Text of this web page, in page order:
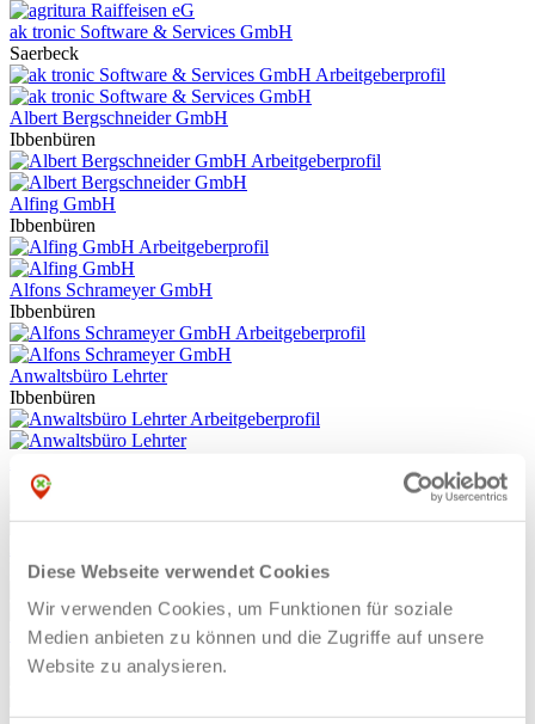
Diese Webseite verwendet Cookies
Wir verwenden Cookies, um Funktionen für soziale
Medien anbieten zu können und die Zugriffe auf unsere
Website zu analysieren.
ak tronic Software & Services GmbH
Saerbeck
Arbeitgeberprofil
Albert Bergschneider GmbH
Ibbenbüren
Arbeitgeberprofil
Alfing GmbH
Ibbenbüren
Arbeitgeberprofil
Alfons Schrameyer GmbH
Ibbenbüren
Arbeitgeberprofil
Anwaltsbüro Lehrter
Ibbenbüren
Arbeitgeberprofil
Steinfurt
Ibbenbüren
B&B Verpackungstechnik GmbH
Hopsten
Bäckerei und Conditorei Triffterer GmbH & Co.KG